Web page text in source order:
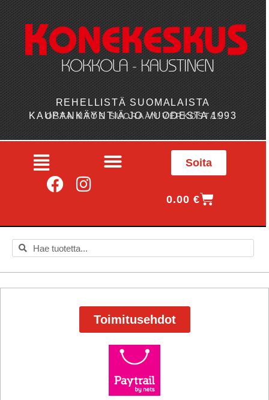
REHELLISTÄ SUOMALAISTA
KAUPANKÄYNTIÄ JO VUODESTA 1993
OSTA MYÖS SUORAAN VERKOSTA!
Soita
0.00€
Toimitusehdot